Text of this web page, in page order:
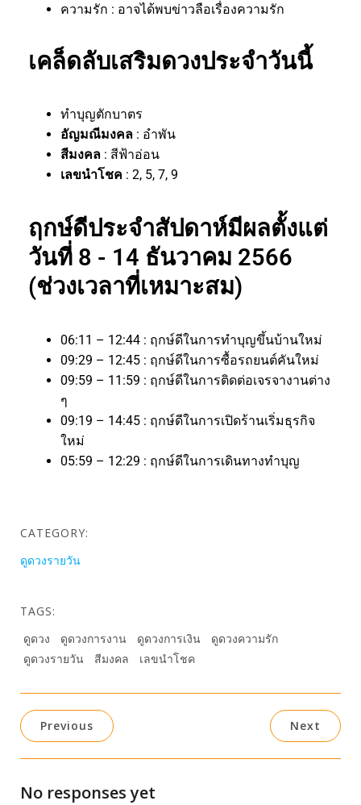
ความรัก : อาจได้พบข่าวลือเรื่องความรัก
เคล็ดลับเสริมดวงประจำวันนี้
ทำบุญตักบาตร
อัญมณีมงคล : อำพัน
สีมงคล : สีฟ้าอ่อน
เลขนำโชค : 2, 5, 7, 9
ฤกษ์ดีประจำสัปดาห์มีผลตั้งแต่
วันที่ 8 - 14 ธันวาคม 2566
(ช่วงเวลาที่เหมาะสม)
06:11 – 12:44 : ฤกษ์ดีในการทำบุญขึ้นบ้านใหม่
09:29 – 12:45 : ฤกษ์ดีในการซื้อรถยนต์คันใหม่
09:59 – 11:59 : ฤกษ์ดีในการติดต่อเจรจางานต่าง
ๆ
09:19 – 14:45 : ฤกษ์ดีในการเปิดร้านเริ่มธุรกิจ
ใหม่
05:59 – 12:29 : ฤกษ์ดีในการเดินทางทำบุญ
CATEGORY:
ดูดวงรายวัน
TAGS:
ดูดวง
ดูดวงการงาน ดูดวงการเงิน
ดูดวงความรัก
ดูดวงรายวัน
สีมงคล เลขนำโชค
Previous Next
No responses yet